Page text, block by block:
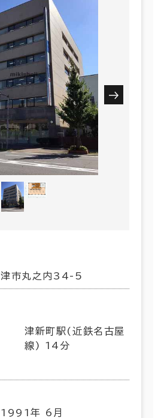
津市丸之内34-5
津新町駅(近鉄名古屋
線) 14分
1991年 6月